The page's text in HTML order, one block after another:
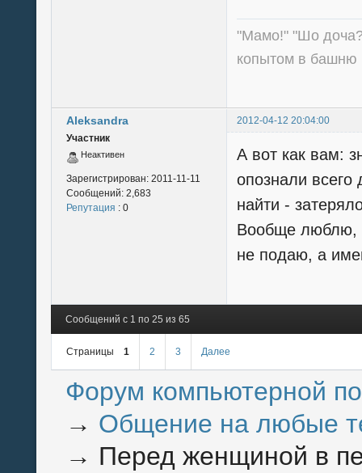
"Мамо!" "Шо
копытом в башню
Aleksandra
2012-04-12 20:04:00
Участник
Неактивен
Зарегистрирован: 2011-11-11
Сообщений: 2,683
Репутация : 0
А вот как вам:
опознали
найти -
Вообще люблю,
не подаю, а
Сообщений с 1 по 25 из 65
Страницы 1 2 3 Далее
Форум компьютерной
→ Общение на любые
→ Перед женщиной в